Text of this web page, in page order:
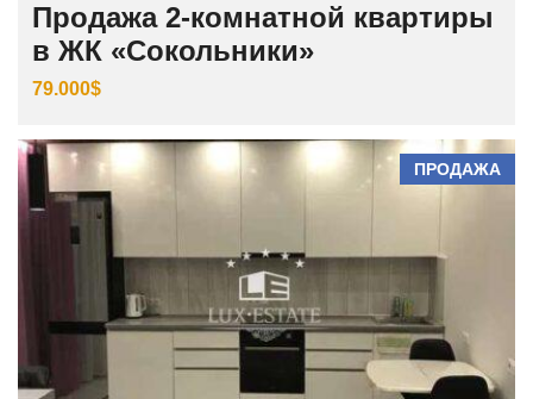
Продажа 2-комнатной квартиры
в ЖК «Сокольники»
79.000$
ПРОДАЖА